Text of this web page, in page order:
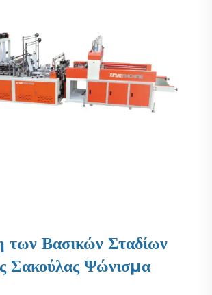
των Βασικών Σταδίων
Σακούλας Ψώνισμα